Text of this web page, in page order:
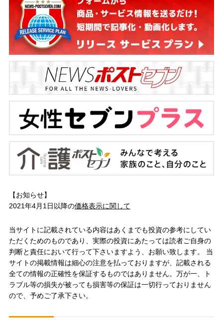
【お知らせ】
2021年4月1日以降の価格表示に関して
当サイトに記載されている内容はあくまでも投資の参考にしてい
ただくためのものであり、実際の投資にあたっては読者ご自身の
判断と責任において行って下さいますよう、お願い致します。 当
サイトの掲載情報は細心の注意を払っておりますが、記載される
全ての情報の正確性を保証するものではありません。万が一、ト
ラブル等の損失が被っても損害等の保証は一切行っておりません
ので、予めご了承下さい。